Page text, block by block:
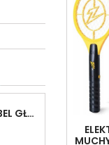
PRZEWÓD KABEL GŁOŚNIKOWY 2X1.00MM PRZEZROCZYSTY